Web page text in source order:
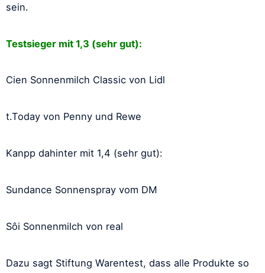
sein.
Testsieger mit 1,3 (sehr gut):
Cien Sonnenmilch Classic von Lidl
t.Today von Penny und Rewe
Kanpp dahinter mit 1,4 (sehr gut):
Sundance Sonnenspray vom DM
Sôi Sonnenmilch von real
Dazu sagt Stiftung Warentest, dass alle Produkte so